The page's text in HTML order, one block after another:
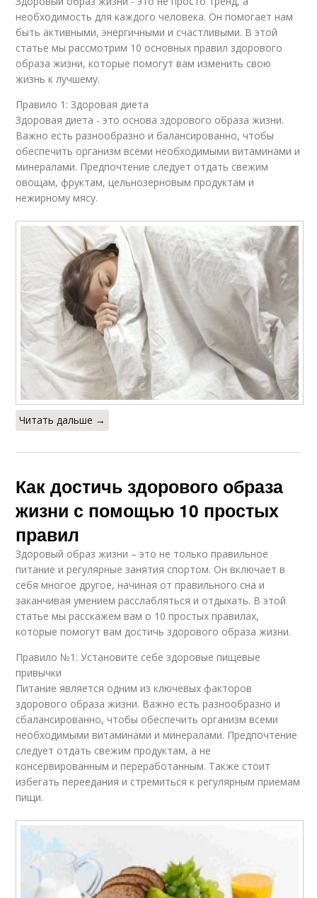
необходимость для каждого человека. Он помогает нам
быть активными, энергичными и счастливыми. В этой
статье мы рассмотрим 10 основных правил здорового
образа жизни, которые помогут вам изменить свою
жизнь к лучшему.
Правило 1: Здоровая диета
Здоровая диета - это основа здорового образа жизни.
Важно есть разнообразно и балансированно, чтобы
обеспечить организм всеми необходимыми витаминами и
минералами. Предпочтение следует отдать свежим
овощам, фруктам, цельнозерновым продуктам и
нежирному мясу.
Читать дальше →
Как достичь здорового образа
жизни с помощью 10 простых
правил
Здоровый образ жизни – это не только правильное
питание и регулярные занятия спортом. Он включает в
себя многое другое, начиная от правильного сна и
заканчивая умением расслабляться и отдыхать. В этой
статье мы расскажем вам о 10 простых правилах,
которые помогут вам достичь здорового образа жизни.
Правило №1: Установите себе здоровые пищевые
привычки
Питание является одним из ключевых факторов
здорового образа жизни. Важно есть разнообразно и
сбалансированно, чтобы обеспечить организм всеми
необходимыми витаминами и минералами. Предпочтение
следует отдать свежим продуктам, а не
консервированным и переработанным. Также стоит
избегать переедания и стремиться к регулярным приемам
пищи.